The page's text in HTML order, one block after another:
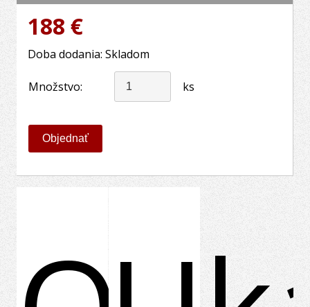
188 €
Doba dodania: Skladom
Množstvo: ks